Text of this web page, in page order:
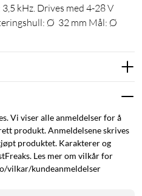
kHz. Drives med 4-28 V
Ø 32 mm Mål: Ø
Vi viser alle anmeldelser for å
produkt. Anmeldelsene skrives
produktet. Karakterer og
Les mer om vilkår for
vilkar/kundeanmeldelser